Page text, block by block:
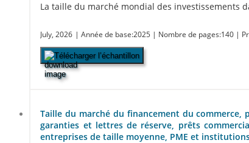
La taille du marché mondial des investissements
July, 2026 | Année de base:2025 | Nombre de pages:140 |
Télécharger l’échantillon
Taille du marché du financement du
garanties et lettres de réserve, prêts
entreprises de taille moyenne, PME et